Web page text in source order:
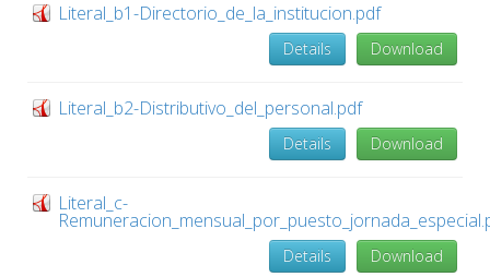
Literal_b1-Directorio_de_la_institucion.pdf
Download
Details
Literal_b2-Distributivo_del_personal.pdf
Download
Details
Literal_c-
Download
Details